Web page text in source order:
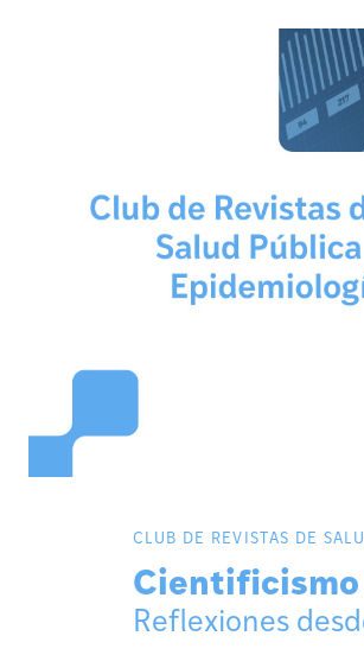
CLUB DE REVISTAS DE
Reflexiones